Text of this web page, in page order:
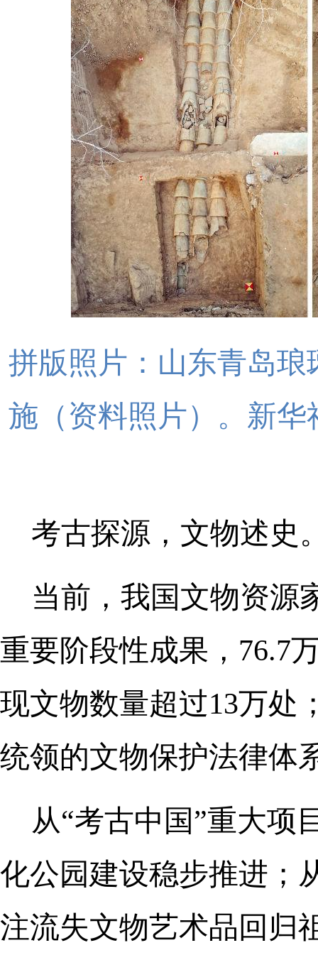
拼版照片：山东青岛
施（资料照片）。新
考古探源，文物述史
当前，我国文物资源
重要阶段性成果，76.7
现文物数量超过13万处
统领的文物保护法律体
从“考古中国”重大项
化公园建设稳步推进；
注流失文物艺术品回归